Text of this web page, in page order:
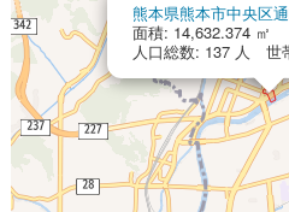
熊本県熊本市中央区
面積: 14,632.374 ㎡
人口総数: 137 人 世